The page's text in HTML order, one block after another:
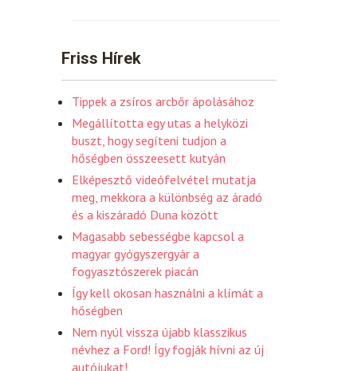
Friss Hírek
Tippek a zsíros arcbőr ápolásához
Megállította egy utas a helyközi
buszt, hogy segíteni tudjon a
hőségben összeesett kutyán
Elképesztő videófelvétel mutatja
meg, mekkora a különbség az áradó
és a kiszáradó Duna között
Magasabb sebességbe kapcsol a
magyar gyógyszergyár a
fogyasztószerek piacán
Így kell okosan használni a klímát a
hőségben
Nem nyúl vissza újabb klasszikus
névhez a Ford! Így fogják hívni az új
autójukat!